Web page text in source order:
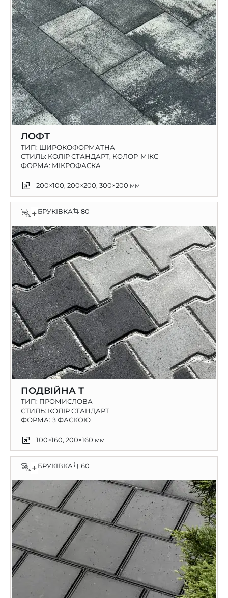
ЛОФТ
ТИП: ШИРОКОФОРМАТНА
СТИЛЬ: КОЛІР СТАНДАРТ, КОЛОР-МІКС
ФОРМА: МІКРОФАСКА
200×100, 200×200, 300×200 мм
+ БРУКІВКА 80
ПОДВІЙНА Т
ТИП: ПРОМИСЛОВА
СТИЛЬ: КОЛІР СТАНДАРТ
ФОРМА: З ФАСКОЮ
100×160, 200×160 мм
+ БРУКІВКА 60